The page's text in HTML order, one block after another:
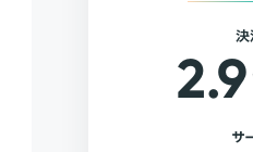
決
2.9
サ